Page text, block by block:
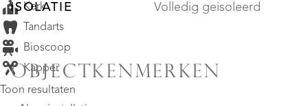
ISOLATIE Volledig geisoleerd
OBJECTKENMERKEN
Kerk
Tandarts
Bioscoop
Kapper
Toon resultaten